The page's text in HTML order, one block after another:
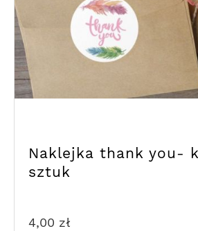
Naklejka thank you-
sztuk
4,00 zł